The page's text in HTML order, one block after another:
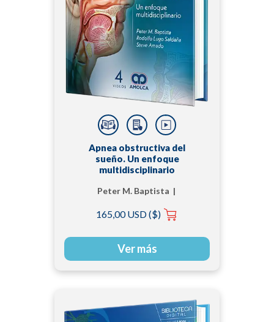
Apnea obstructiva del
sueño. Un enfoque
multidisciplinario
Peter M. Baptista |
Steve Amado Galeano
165,00 USD ($)
Ver más